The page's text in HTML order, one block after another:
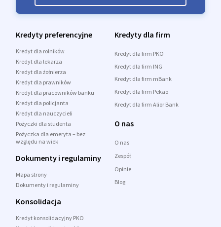
Kredyty preferencyjne
Kredyt dla rolników
Kredyt dla lekarza
Kredyt dla żołnierza
Kredyt dla prawników
Kredyt dla pracowników banku
Kredyt dla policjanta
Kredyt dla nauczycieli
Pożyczki dla studenta
Pożyczka dla emeryta – bez
względu na wiek
Dokumenty i regulaminy
Mapa strony
Dokumenty i regulaminy
Kredyty dla firm
Kredyt dla firm PKO
Kredyt dla firm ING
Kredyt dla firm mBank
Kredyt dla firm Pekao
Kredyt dla firm Alior Bank
O nas
O nas
Zespół
Opinie
Blog
Konsolidacja
Kredyt konsolidacyjny PKO